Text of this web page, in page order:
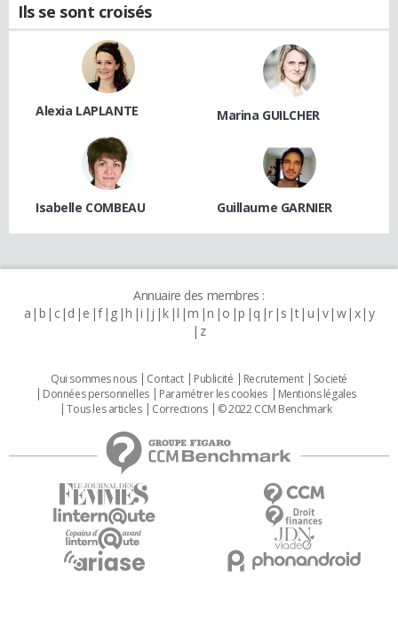
Ils se sont croisés
Alexia LAPLANTE Marina GUILCHER
Isabelle COMBEAU Guillaume GARNIER
Annuaire des membres :
a b c d e f g h i j k l m n o p q r s t u v w x y
z
Qui sommes nous Contact Publicité Recrutement
Societé
Données personnelles
Paramétrer les cookies
Mentions légales
Tous les articles
Corrections © 2022 CCM Benchmark